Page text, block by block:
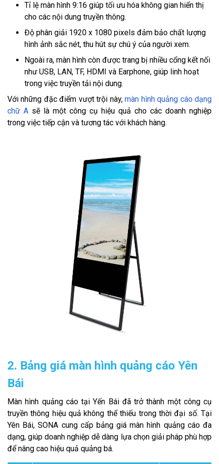
Tỉ lệ màn hình 9:16 giúp tối ưu hóa không gian hiển thị
cho các nội dung truyền thông.
Độ phân giải 1920 x 1080 pixels đảm bảo chất lượng
hình ảnh sắc nét, thu hút sự chú ý của người xem.
Ngoài ra, màn hình còn được trang bị nhiều cổng kết nối
như USB, LAN, TF, HDMI và Earphone, giúp linh hoạt
trong việc truyền tải nội dung.
Với những đặc điểm vượt trội này,màn hình quảng cáo dạng
chữ A sẽ là một công cụ hiệu quả cho các doanh nghiệp
trong việc tiếp cận và tương tác với khách hàng.
2. Bảng giá màn hình quảng cáo Yên
Bái
Màn hình quảng cáo tại Yến Bái đã trở thành một công cụ
truyền thông hiệu quả không thể thiếu trong thời đại số. Tại
Yên Bái, SONA cung cấp bảng giá màn hình quảng cáo đa
dạng, giúp doanh nghiệp dễ dàng lựa chọn giải pháp phù hợp
để nâng cao hiệu quả quảng bá.